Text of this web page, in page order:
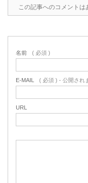
この記事へのコメントは
名前 ( 必須 )
E-MAIL ( 必須 ) - 公開され
URL